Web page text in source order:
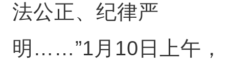
法公正、纪律严
明……”1月10日上午，